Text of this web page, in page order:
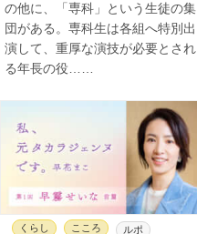
の他に、「専科」という生徒の集
団がある。専科生は各組へ特別出
演して、重厚な演技が必要とされ
る年長の役……
くらし こころ ルポ